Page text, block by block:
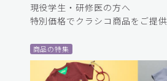
現役学生・研修医の方へ
特別価格でクラシコ商品をご提供
商品の特集